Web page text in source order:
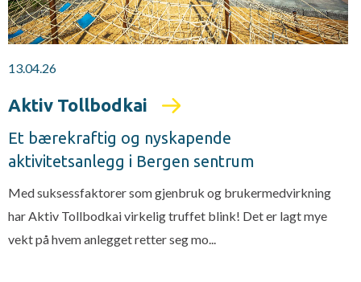
13.04.26
Aktiv Tollbodkai
Et bærekraftig og nyskapende
aktivitetsanlegg i Bergen sentrum
Med suksessfaktorer som gjenbruk og brukermedvirkning
har Aktiv Tollbodkai virkelig truffet blink! Det er lagt mye
vekt på hvem anlegget retter seg mo...